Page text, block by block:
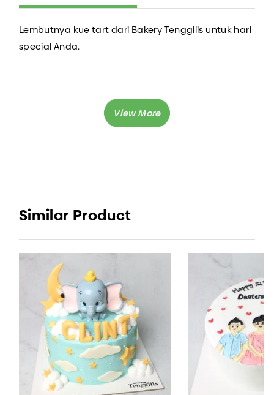
Lembutnya kue tart dari Bakery Tenggilis untuk hari
special Anda.
Similar Product